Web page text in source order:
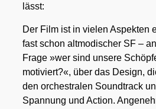
lässt:
Der Film ist in vie­len Aspek­ten
fast schon alt­mo­di­scher SF –
Fra­ge »wer sind unse­re
moti­viert?«, über das Design,
den orches­tra­len Sound­track
Span­nung und Action.